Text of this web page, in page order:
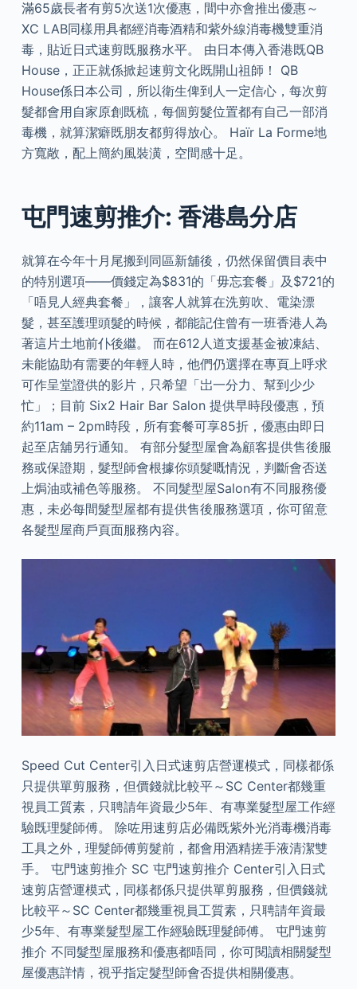
滿65歲長者有剪5次送1次優惠，間中亦會推出優惠～
XC LAB同樣用具都經消毒酒精和紫外線消毒機雙重消
毒，貼近日式速剪既服務水平。 由日本傳入香港既QB
House，正正就係掀起速剪文化既開山祖師！ QB
House係日本公司，所以衛生俾到人一定信心，每次剪
髮都會用自家原創既梳，每個剪髮位置都有自己一部消
毒機，就算潔癖既朋友都剪得放心。 Haïr La Forme地
方寬敞，配上簡約風裝潢，空間感十足。
屯門速剪推介: 香港島分店
就算在今年十月尾搬到同區新舖後，仍然保留價目表中
的特別選項——價錢定為$831的「毋忘套餐」及$721的
「唔見人經典套餐」，讓客人就算在洗剪吹、電染漂
髮，甚至護理頭髮的時候，都能記住曾有一班香港人為
著這片土地前仆後繼。 而在612人道支援基金被凍結、
未能協助有需要的年輕人時，他們仍選擇在專頁上呼求
可作呈堂證供的影片，只希望「岀一分力、幫到少少
忙」；目前 Six2 Hair Bar Salon 提供早時段優惠，預
約11am – 2pm時段，所有套餐可享85折，優惠由即日
起至店舖另行通知。 有部分髮型屋會為顧客提供售後服
務或保證期，髮型師會根據你頭髮嘅情況，判斷會否送
上焗油或補色等服務。 不同髮型屋Salon有不同服務優
惠，未必每間髮型屋都有提供售後服務選項，你可留意
各髮型屋商戶頁面服務內容。
Speed Cut Center引入日式速剪店營運模式，同樣都係
只提供單剪服務，但價錢就比較平～SC Center都幾重
視員工質素，只聘請年資最少5年、有專業髮型屋工作經
驗既理髮師傅。 除咗用速剪店必備既紫外光消毒機消毒
工具之外，理髮師傅剪髮前，都會用酒精搓手液清潔雙
手。 屯門速剪推介 SC 屯門速剪推介 Center引入日式
速剪店營運模式，同樣都係只提供單剪服務，但價錢就
比較平～SC Center都幾重視員工質素，只聘請年資最
少5年、有專業髮型屋工作經驗既理髮師傅。 屯門速剪
推介 不同髮型屋服務和優惠都唔同，你可閱讀相關髮型
屋優惠詳情，視乎指定髮型師會否提供相關優惠。